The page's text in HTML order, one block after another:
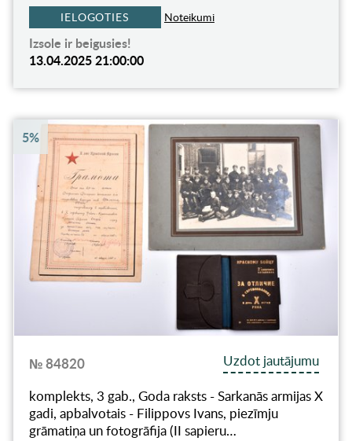
IELOGOTIES Noteikumi
Izsole ir beigusies!
13.04.2025 21:00:00
5%
№ 84820
Uzdot jautājumu
komplekts, 3 gab., Goda raksts - Sarkanās armijas X
gadi, apbalvotais - Filippovs Ivans, piezīmju
grāmatiņa un fotogrāfija (II sapieru…